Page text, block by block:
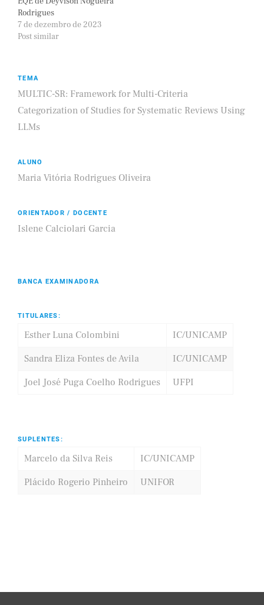
Rodrigues
7 de dezembro de 2023
Post similar
TEMA
MULTIC-SR: Framework for Multi-Criteria
Categorization of Studies for Systematic Reviews Using
LLMs
ALUNO
Maria Vitória Rodrigues Oliveira
ORIENTADOR / DOCENTE
Islene Calciolari Garcia
BANCA EXAMINADORA
TITULARES:
Esther Luna Colombini
IC/UNICAMP
Sandra Eliza Fontes de Avila
IC/UNICAMP
Joel José Puga Coelho Rodrigues
UFPI
SUPLENTES:
Marcelo da Silva Reis
IC/UNICAMP
Plácido Rogerio Pinheiro
UNIFOR